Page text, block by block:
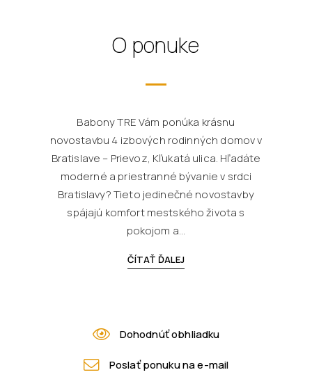
O ponuke
Babony TRE Vám ponúka krásnu
novostavbu 4 izbových rodinných domov v
Bratislave – Prievoz, Kľukatá ulica. Hľadáte
moderné a priestranné bývanie v srdci
Bratislavy? Tieto jedinečné novostavby
spájajú komfort mestského života s
pokojom a...
ČÍTAŤ ĎALEJ
Dohodnúť obhliadku
Poslať ponuku na e-mail